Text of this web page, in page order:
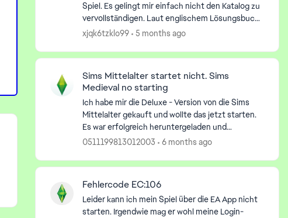
Spiel. Es gelingt mir einfach nicht den Katalog zu
vervollständigen. Laut englischem Lösungsbuch
fehlen mir zwei Gegenstände: Zodiac Statue
xjqk6tzklo99 5 months ago
Sims Mittelalter startet nicht. Sims
Medieval no starting
Ich habe mir die Deluxe - Version von die Sims
Mittelalter gekauft und wollte das jetzt starten.
Es war erfolgreich heruntergeladen und
installiert, allerdings kommt sofort eine
0511199813012003 6 months ago
Fehlercode EC:106
Leider kann ich mein Spiel über die EA App nicht
starten. Irgendwie mag er wohl meine Login-